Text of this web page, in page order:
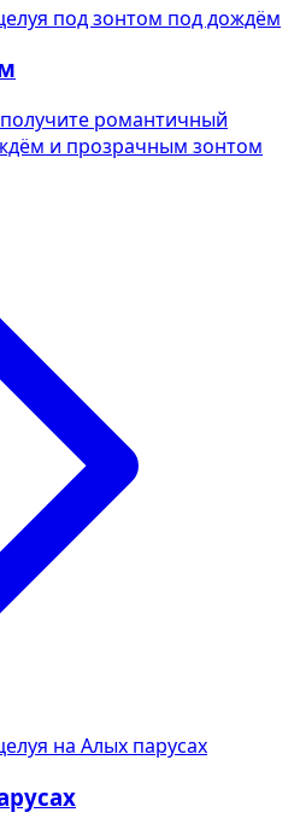
романтичный
и прозрачным зонтом